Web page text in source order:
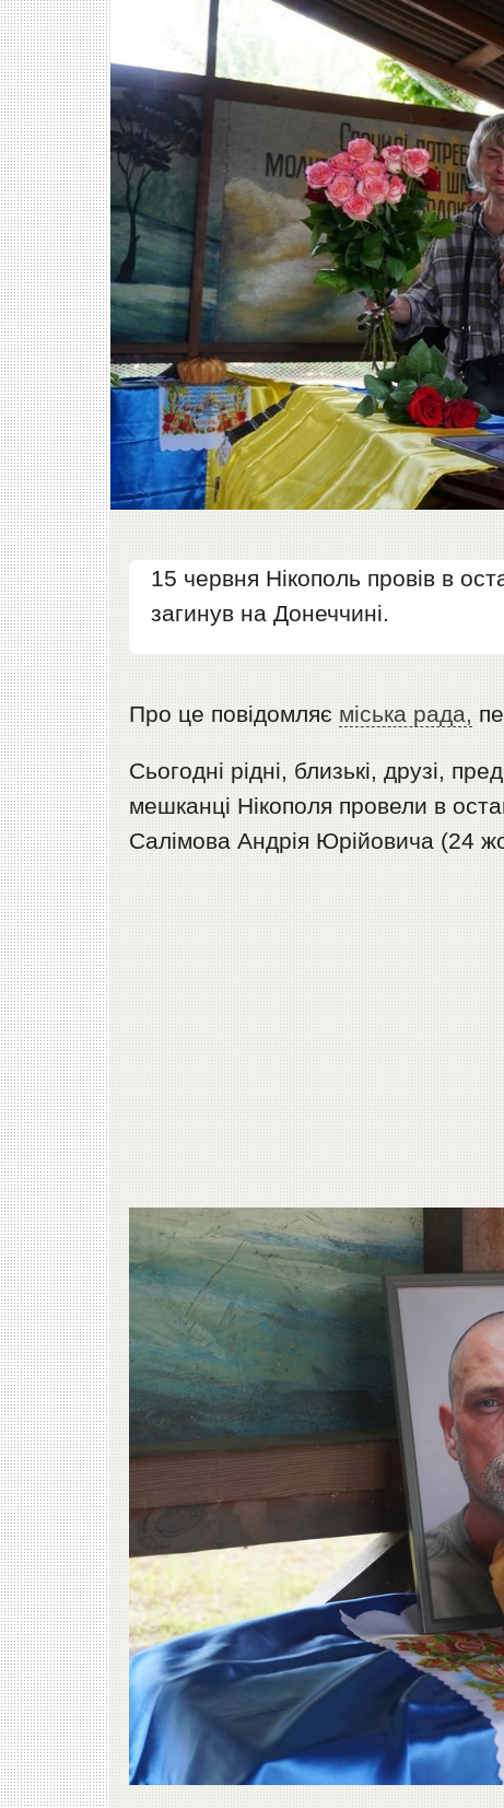
15 червня Нікополь провів в
загинув на Донеччині.
Про це повідомляє міська рада,
Сьогодні рідні, близькі, друзі,
мешканці Нікополя провели в
Салімова Андрія Юрійовича (24